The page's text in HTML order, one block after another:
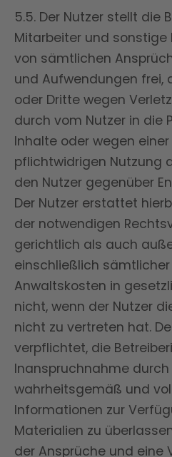
5.5. Der Nutzer stellt die
Mitarbeiter und sonstige
von sämtlichen
und Aufwendungen frei,
oder Dritte wegen
durch vom Nutzer in die
Inhalte oder wegen
pflichtwidrigen Nutzung
den Nutzer gegenüber
Der Nutzer erstattet
der notwendigen
gerichtlich als auch
einschließlich
Anwaltskosten in
nicht, wenn der Nutzer
nicht zu vertreten hat.
verpflichtet, die
Inanspruchnahme
wahrheitsgemäß und
Informationen zur
Materialien zu
der Ansprüche und eine